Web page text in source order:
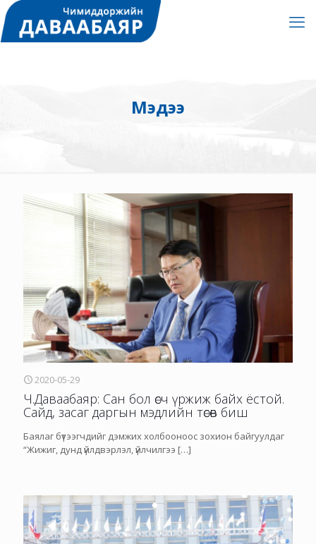
Мэдээ
2020-05-29
Ч.Даваабаяр: Сан бол өсч үржиж байх ёстой.
Сайд, засаг даргын мэдлийн төсөв биш
Баялаг бүтээгчдийг дэмжих холбооноос зохион байгуулдаг
“Жижиг, дунд үйлдвэрлэл, үйлчилгээ […]